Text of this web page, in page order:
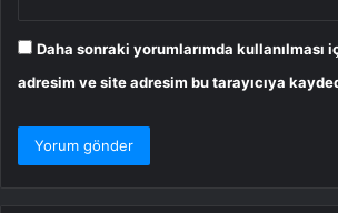
Daha sonraki yorumlarımda kullanılması
adresim ve site adresim bu tarayıcıya